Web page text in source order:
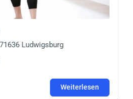
Ludwigsburg
Weiterlesen